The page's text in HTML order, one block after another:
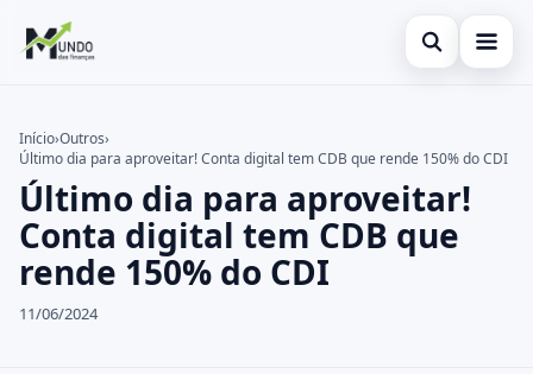
Abrir busca
Economia
Finanças
Buscar no site
Buscar por:
Pressione Enter para buscar ou ESC para fechar.
Início›Outros›
Último dia para aproveitar! Conta digital tem CDB que rende 150% do CDI
Último dia para aproveitar!
Conta digital tem CDB que
rende 150% do CDI
11/06/2024